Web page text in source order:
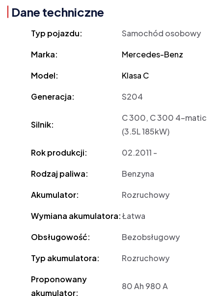
Dane techniczne
Typ pojazdu: Samochód osobowy
Marka: Mercedes-Benz
Model: Klasa C
Generacja: S204
Silnik:
C 300, C 300 4-matic
(3.5L 185kW)
Rok produkcji: 02.2011 -
Rodzaj paliwa: Benzyna
Akumulator: Rozruchowy
Wymiana akumulatora:Łatwa
Obsługowość: Bezobsługowy
Typ akumulatora: Rozruchowy
Proponowany
akumulator:
80 Ah 980 A